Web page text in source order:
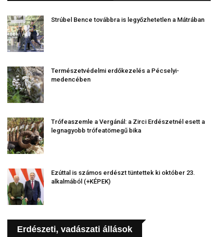
Strúbel Bence továbbra is legyőzhetetlen a Mátrában
Természetvédelmi erdőkezelés a Pécselyi-
medencében
Trófeaszemle a Vergánál: a Zirci Erdészetnél esett a
legnagyobb trófeatömegű bika
Ezúttal is számos erdészt tüntettek ki október 23.
alkalmából (+KÉPEK)
Erdészeti, vadászati állások